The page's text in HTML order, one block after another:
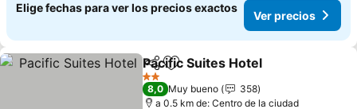
Elige fechas para ver los precios exactos
Ver precios
CompartirAgregar a favoritos
Pacific Suites Hotel
2 Estrellas
8,0 Muy bueno
358
a 0.5 km de: Centro de la ciudad